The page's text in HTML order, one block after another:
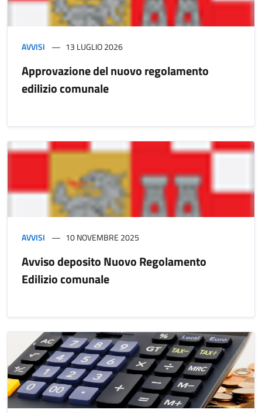
AVVISI 13 LUGLIO 2026
Approvazione del nuovo regolamento
edilizio comunale
AVVISI 10 NOVEMBRE 2025
Avviso deposito Nuovo Regolamento
Edilizio comunale